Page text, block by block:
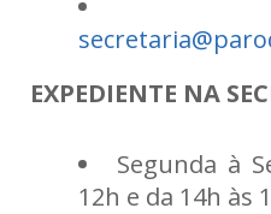
EXPEDIENTE NA
Segunda à
12h e da 14h às